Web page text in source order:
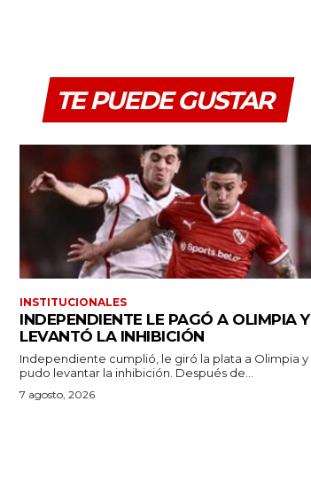
TE PUEDE GUSTAR
INSTITUCIONALES
INDEPENDIENTE LE PAGÓ A OLIMPIA Y
LEVANTÓ LA INHIBICIÓN
Independiente cumplió, le giró la plata a Olimpia y
pudo levantar la inhibición. Después de...
7 agosto, 2026